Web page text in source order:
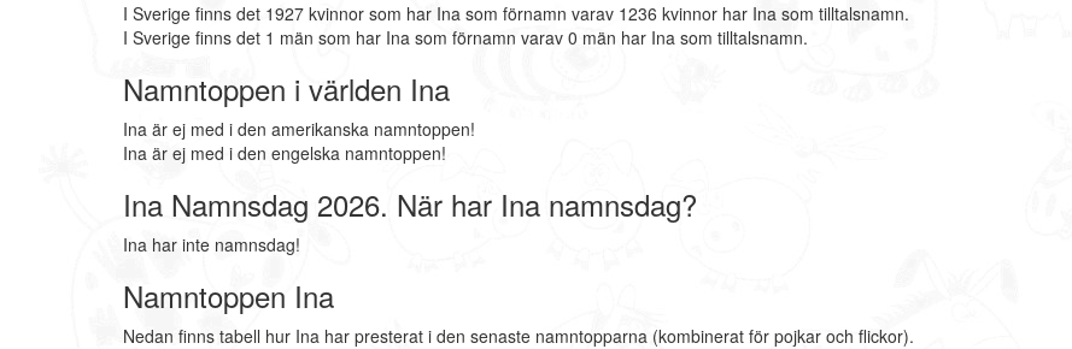
I Sverige finns det 1927 kvinnor som har Ina som förnamn varav 1236 kvinnor har Ina som tilltalsnamn.
I Sverige finns det 1 män som har Ina som förnamn varav 0 män har Ina som tilltalsnamn.
Namntoppen i världen Ina
Ina är ej med i den amerikanska namntoppen!
Ina är ej med i den engelska namntoppen!
Ina Namnsdag 2026. När har Ina namnsdag?
Ina har inte namnsdag!
Namntoppen Ina
Nedan finns tabell hur Ina har presterat i den senaste namntopparna (kombinerat för pojkar och flickor).